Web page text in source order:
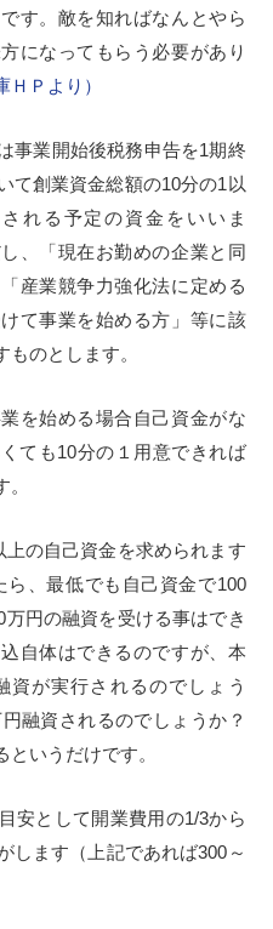
す。敵を知ればなんとやら
になってもらう必要があり
ＨＰより）
事業開始後税務申告を1期終
て創業資金総額の10分の1以
れる予定の資金をいいま
、「現在お勤めの企業と同
産業競争力強化法に定める
て事業を始める方」等に該
のとします。
を始める場合自己資金がな
ても10分の１用意できれば
の自己資金を求められます
ら、最低でも自己資金で100
円の融資を受ける事はでき
自体はできるのですが、本
資が実行されるのでしょう
融資されるのでしょうか？
いうだけです。
安として開業費用の1/3から
します（上記であれば300～